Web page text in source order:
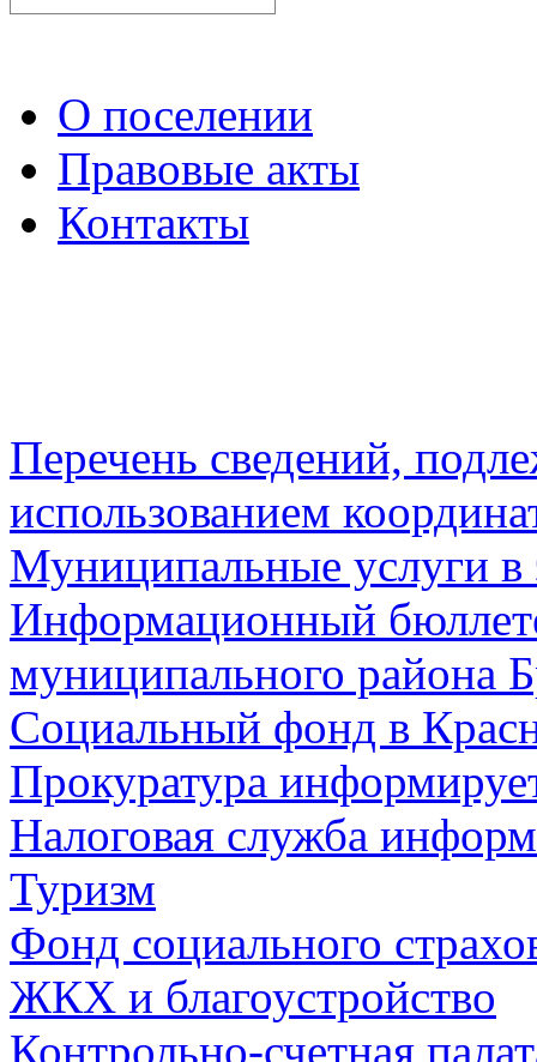
О поселении
Правовые акты
Контакты
Перечень сведений,
использованием
Муниципальные услуги в
Информационный
муниципального района
Социальный фонд в
Прокуратура
Налоговая служба
Туризм
Фонд социального
ЖКХ и благоустройство
Контрольно-счетная